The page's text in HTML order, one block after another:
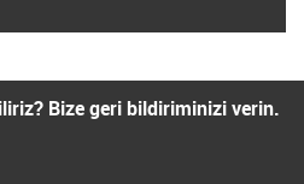
Bize geri bildiriminizi verin.